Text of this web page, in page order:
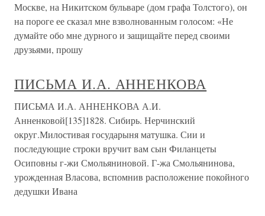
Москве, на Никитском бульваре (дом графа Толстого), он
на пороге ее сказал мне взволнованным голосом: «Не
думайте обо мне дурного и защищайте перед своими
друзьями, прошу
ПИСЬМА И.А. АННЕНКОВА
ПИСЬМА И.А. АННЕНКОВА А.И.
Анненковой[135]1828. Сибирь. Нерчинский
округ.Милостивая государыня матушка. Сии и
последующие строки вручит вам сын Филанцеты
Осиповны г-жи Смольяниновой. Г-жа Смольянинова,
урожденная Власова, вспомнив расположение покойного
дедушки Ивана